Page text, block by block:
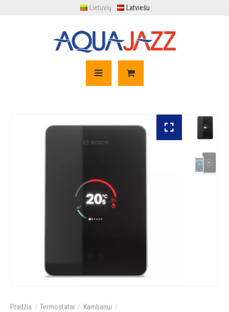
Lietuvių Latviešu
Termostatai Kambariui